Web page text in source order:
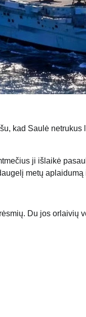
kad Saulė
ji išlaikė
metų
Du jos orlaivių